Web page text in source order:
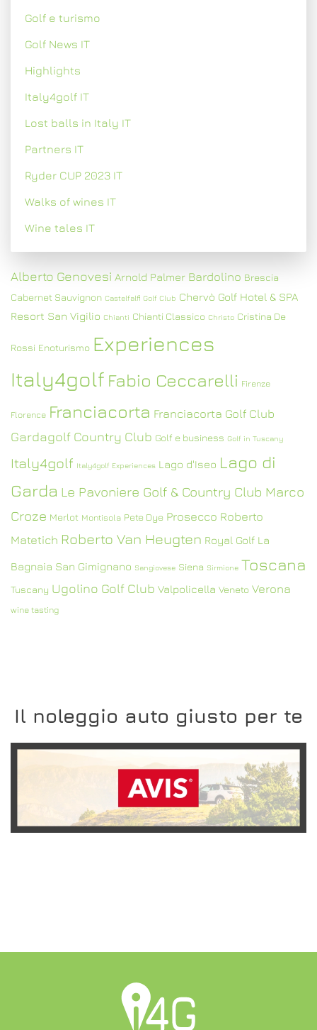
Golf e turismo
Golf News IT
Highlights
Italy4golf IT
Lost balls in Italy IT
Partners IT
Ryder CUP 2023 IT
Walks of wines IT
Wine tales IT
Alberto Genovesi Arnold Palmer Bardolino Brescia
Cabernet Sauvignon Castelfalfi Golf Club Chervò Golf Hotel & SPA
Resort San Vigilio Chianti Chianti Classico Christo Cristina De
Rossi Enoturismo Experiences
Italy4golf Fabio Ceccarelli Firenze
Florence Franciacorta Franciacorta Golf Club
Gardagolf Country Club Golf e business Golf in Tuscany
Italy4golf Italy4golf Experiences Lago d'Iseo Lago di
Garda Le Pavoniere Golf & Country Club Marco
Croze Merlot Montisola Pete Dye Prosecco Roberto
Matetich Roberto Van Heugten Royal Golf La
Bagnaia San Gimignano Sangiovese Siena Sirmione Toscana
Tuscany Ugolino Golf Club Valpolicella Veneto Verona
wine tasting
Il noleggio auto giusto per te
SCOPRI L'OFFERTA